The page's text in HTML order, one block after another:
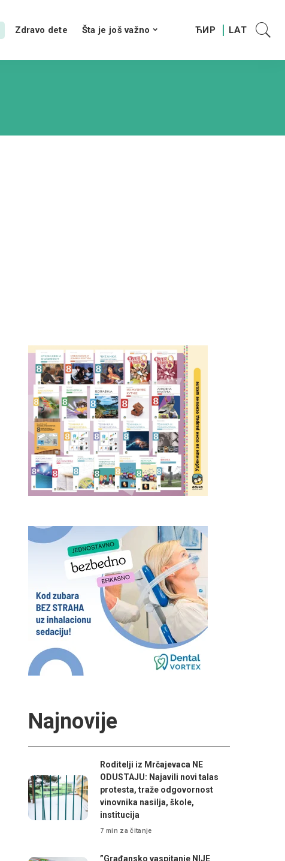
Zdravo dete Šta je još važno
Najnovije
Roditelji iz Mrčajevaca NE
ODUSTAJU: Najavili novi talas
protesta, traže odgovornost
vinovnika nasilja, škole,
institucija
7 min za čitanje
”Građansko vaspitanje NIJE